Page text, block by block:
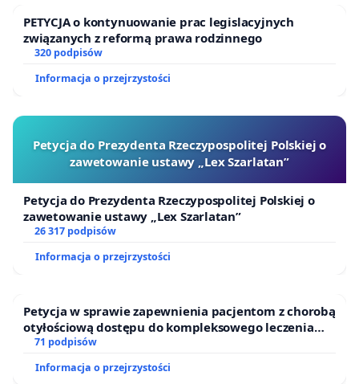
o godziwość ich podawania, w szczególności w
naszych parafiach i za aprobatą naszych
Jest to dokument międzynarodowy, powstały na
bazie okrutnych eksperymentów dokonywanych na
ludziach w czasie II wojnie światowej, który
reguluje zasady przeprowadzania procedur i
eksperymentów medycznych. Wynika z niego jasno,
że „dobrowolna zgoda uczestnika eksperymentu
powinien przynosić korzyści dla dobra
społeczeństwa, niemożliwe do osiągnięcia za
pomocą innych metod lub środków”. Tymczasem,
zamiast zastosować alternatywne metody leczenia
PETYCJA o kontynuowanie prac legislacyjnych
związanych z reformą prawa rodzinnego
320 podpisów
Informacja o przejrzystości
Petycja do Prezydenta Rzeczypospolitej Polskiej o
zawetowanie ustawy „Lex Szarlatan”
Petycja do Prezydenta Rzeczypospolitej Polskiej o
zawetowanie ustawy „Lex Szarlatan”
26 317 podpisów
Informacja o przejrzystości
Petycja w sprawie zapewnienia pacjentom z chorobą
otyłościową dostępu do kompleksowego leczenia
oraz programów profilaktycznych.
71 podpisów
Informacja o przejrzystości